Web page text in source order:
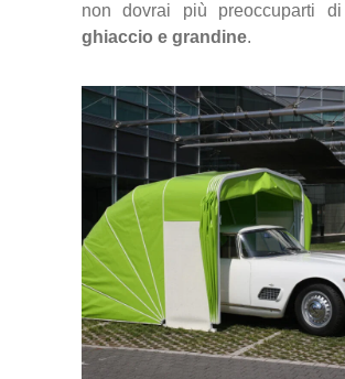
non dovrai più preoccuparti di
ghiaccio e grandine.